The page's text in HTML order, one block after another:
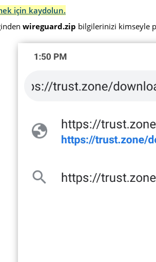
için kaydolun.
wireguard.zip bilgilerinizi kimseyle